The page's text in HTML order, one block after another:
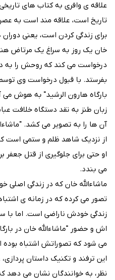
علاقه ی وافری به کتاب های
تاریخ است، علاقه مند است به
برای زندگی کردن است، یعنی دوران
خان یک روز به سراغ یک مرتاض
درخواست می کند که روحش را به
بفرستد. با قبول درخواست وی
بارگاه هارون الرشید" به هوش می
زبان طنز به نقد دستگاه خلافت
آن ها را به تصویر می کشد.
از نزدیک شاهد ظلم و ستمی است
او حتی برای جلوگیری از قتل جعفر
می بندد.
ماشاءالله خان که در زندگی اصلی
تصور می کرده که در زمانه ی
زندگی خودش ناراضی است. اما با
اش و حضور "ماشاءالله خان در
می شود که تصوراتش اشتباه بوده
این ترفند و تکنیک داستان
نظر، به خوانندگان نشان می دهد